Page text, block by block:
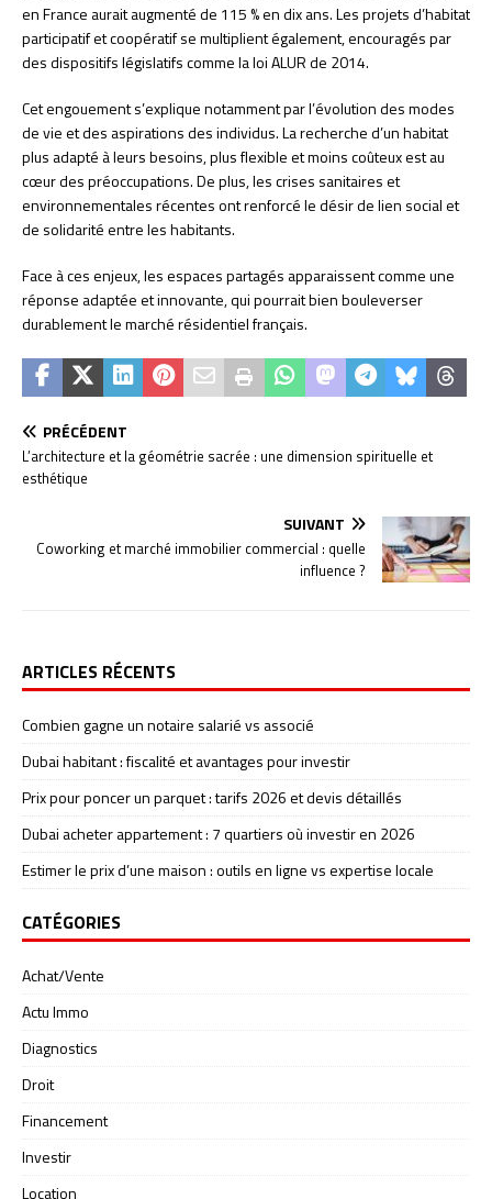
en France aurait augmenté de 115 % en dix ans. Les projets d’habitat
participatif et coopératif se multiplient également, encouragés par
des dispositifs législatifs comme la loi ALUR de 2014.
Cet engouement s’explique notamment par l’évolution des modes
de vie et des aspirations des individus. La recherche d’un habitat
plus adapté à leurs besoins, plus flexible et moins coûteux est au
cœur des préoccupations. De plus, les crises sanitaires et
environnementales récentes ont renforcé le désir de lien social et
de solidarité entre les habitants.
Face à ces enjeux, les espaces partagés apparaissent comme une
réponse adaptée et innovante, qui pourrait bien bouleverser
durablement le marché résidentiel français.
PRÉCÉDENT
L’architecture et la géométrie sacrée : une dimension spirituelle et
esthétique
SUIVANT
Coworking et marché immobilier commercial : quelle
influence ?
ARTICLES RÉCENTS
Combien gagne un notaire salarié vs associé
Dubai habitant : fiscalité et avantages pour investir
Prix pour poncer un parquet : tarifs 2026 et devis détaillés
Dubai acheter appartement : 7 quartiers où investir en 2026
Estimer le prix d’une maison : outils en ligne vs expertise locale
CATÉGORIES
Achat/Vente
Actu Immo
Diagnostics
Droit
Financement
Investir
Location